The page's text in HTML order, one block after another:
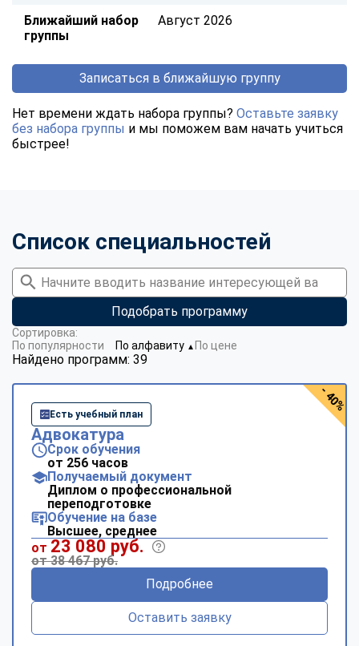
Ближайший набор
группы
Август 2026
Записаться в ближайшую группу
Нет времени ждать набора группы? Оставьте заявку
без набора группы и мы поможем вам начать учиться
быстрее!
Список специальностей
Подобрать программу
Найдено программ: 39
Сортировка:
По популярности
По алфавиту ▼ По цене
Есть учебный план
Адвокатура
Срок обучения
от 256 часов
Получаемый документ
Диплом о профессиональной
переподготовке
Обучение на базе
Высшее, среднее
от 23 080 руб.
от 38 467 руб.
Подробнее
Оставить заявку
- 40%